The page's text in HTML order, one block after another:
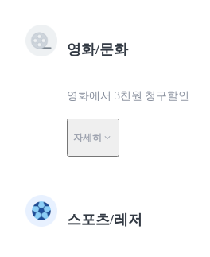
영화/문화
영화에서 3천원 청구할인
자세히
스포츠/레저